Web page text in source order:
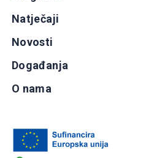
Natječaji
Novosti
Događanja
O nama